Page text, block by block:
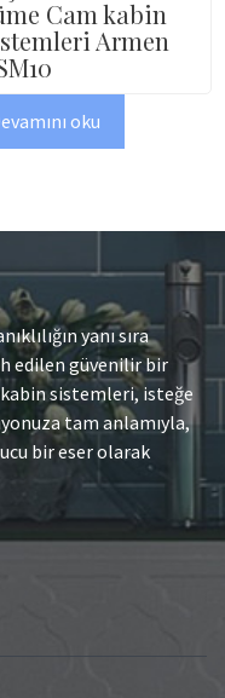
Cam kabin
Armen
oku
yanı sıra
edilen güvenilir bir
sistemleri, isteğe
tam anlamıyla,
bir eser olarak